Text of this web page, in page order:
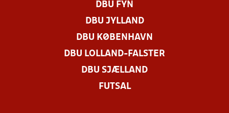
DBU FYN
DBU JYLLAND
DBU KØBENHAVN
DBU LOLLAND-FALSTER
DBU SJÆLLAND
FUTSAL